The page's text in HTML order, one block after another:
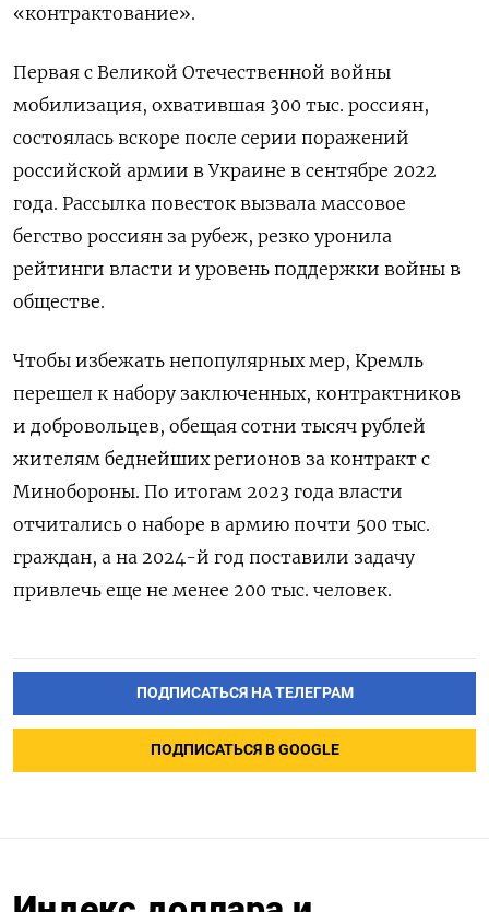
«контрактование».
Первая с Великой Отечественной войны
мобилизация, охватившая 300 тыс. россиян,
состоялась вскоре после серии поражений
российской армии в Украине в сентябре 2022
года. Рассылка повесток вызвала массовое
бегство россиян за рубеж, резко уронила
рейтинги власти и уровень поддержки войны в
обществе.
Чтобы избежать непопулярных мер, Кремль
перешел к набору заключенных, контрактников
и добровольцев, обещая сотни тысяч рублей
жителям беднейших регионов за контракт с
Минобороны. По итогам 2023 года власти
отчитались о наборе в армию почти 500 тыс.
граждан, а на 2024-й год поставили задачу
привлечь еще не менее 200 тыс. человек.
ПОДПИСАТЬСЯ НА ТЕЛЕГРАМ
ПОДПИСАТЬСЯ В GOOGLE